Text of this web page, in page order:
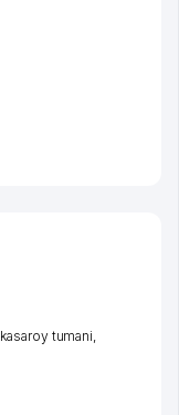
tumani